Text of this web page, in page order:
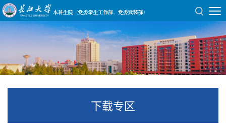
下载专区